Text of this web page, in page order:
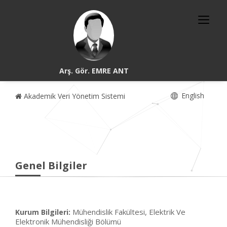
Arş. Gör. EMRE ANT
Akademik Veri Yönetim Sistemi English
Genel Bilgiler
Kurum Bilgileri: Mühendislik Fakültesi, Elektrik Ve
Elektronik Mühendisliği Bölümü